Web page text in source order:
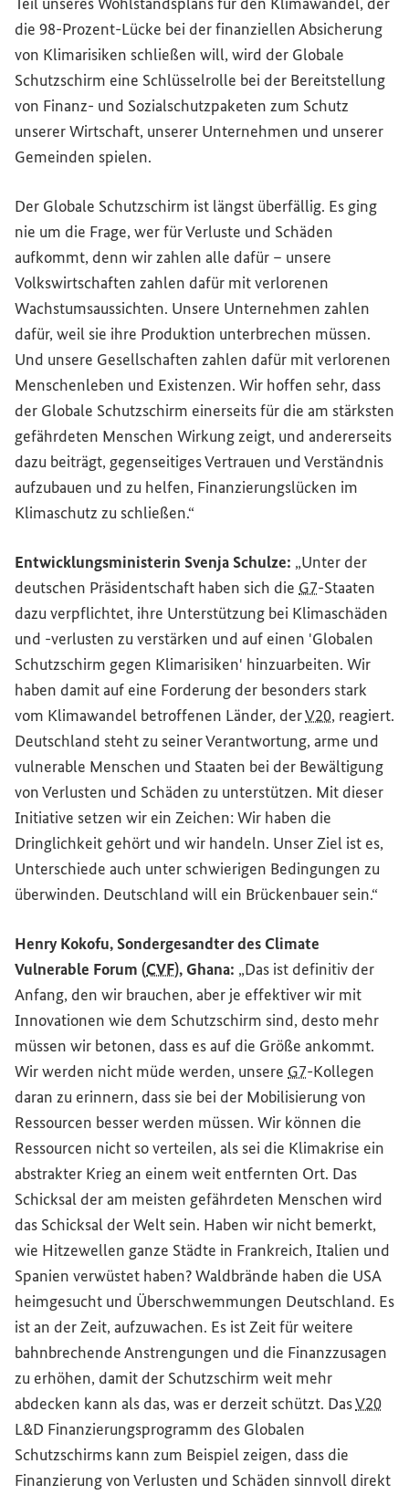
die 98-Prozent-Lücke bei der finanziellen Absicherung
von Klimarisiken schließen will, wird der Globale
Schutzschirm eine Schlüsselrolle bei der Bereitstellung
von Finanz- und Sozialschutzpaketen zum Schutz
unserer Wirtschaft, unserer Unternehmen und unserer
Gemeinden spielen.
Der Globale Schutzschirm ist längst überfällig. Es ging
nie um die Frage, wer für Verluste und Schäden
aufkommt, denn wir zahlen alle dafür – unsere
Volkswirtschaften zahlen dafür mit verlorenen
Wachstumsaussichten. Unsere Unternehmen zahlen
dafür, weil sie ihre Produktion unterbrechen müssen.
Und unsere Gesellschaften zahlen dafür mit verlorenen
Menschenleben und Existenzen. Wir hoffen sehr, dass
der Globale Schutzschirm einerseits für die am stärksten
gefährdeten Menschen Wirkung zeigt, und andererseits
dazu beiträgt, gegenseitiges Vertrauen und Verständnis
aufzubauen und zu helfen, Finanzierungslücken im
Klimaschutz zu schließen.“
Entwicklungsministerin Svenja Schulze: „Unter der
deutschen Präsidentschaft haben sich die G7-Staaten
dazu verpflichtet, ihre Unterstützung bei Klimaschäden
und -verlusten zu verstärken und auf einen 'Globalen
Schutzschirm gegen Klimarisiken' hinzuarbeiten. Wir
haben damit auf eine Forderung der besonders stark
vom Klimawandel betroffenen Länder, derV20, reagiert.
Deutschland steht zu seiner Verantwortung, arme und
vulnerable Menschen und Staaten bei der Bewältigung
von Verlusten und Schäden zu unterstützen. Mit dieser
Initiative setzen wir ein Zeichen: Wir haben die
Dringlichkeit gehört und wir handeln. Unser Ziel ist es,
Unterschiede auch unter schwierigen Bedingungen zu
überwinden. Deutschland will ein Brückenbauer sein.“
Henry Kokofu, Sondergesandter des Climate
Vulnerable Forum (CVF), Ghana: „Das ist definitiv der
Anfang, den wir brauchen, aber je effektiver wir mit
Innovationen wie dem Schutzschirm sind, desto mehr
müssen wir betonen, dass es auf die Größe ankommt.
Wir werden nicht müde werden, unsere G7-Kollegen
daran zu erinnern, dass sie bei der Mobilisierung von
Ressourcen besser werden müssen. Wir können die
Ressourcen nicht so verteilen, als sei die Klimakrise ein
abstrakter Krieg an einem weit entfernten Ort. Das
Schicksal der am meisten gefährdeten Menschen wird
das Schicksal der Welt sein. Haben wir nicht bemerkt,
wie Hitzewellen ganze Städte in Frankreich, Italien und
Spanien verwüstet haben? Waldbrände haben die USA
heimgesucht und Überschwemmungen Deutschland. Es
ist an der Zeit, aufzuwachen. Es ist Zeit für weitere
bahnbrechende Anstrengungen und die Finanzzusagen
zu erhöhen, damit der Schutzschirm weit mehr
abdecken kann als das, was er derzeit schützt. DasV20
L&D Finanzierungsprogramm des Globalen
Schutzschirms kann zum Beispiel zeigen, dass die
Finanzierung von Verlusten und Schäden sinnvoll direkt